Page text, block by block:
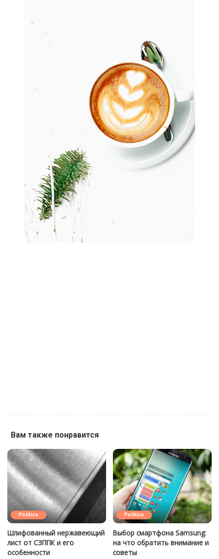
Вам также понравится
Politics
Шлифованный нержавеющий
лист от СЗППК и его
особенности
Politics
Выбор смартфона Samsung:
на что обратить внимание и
советы